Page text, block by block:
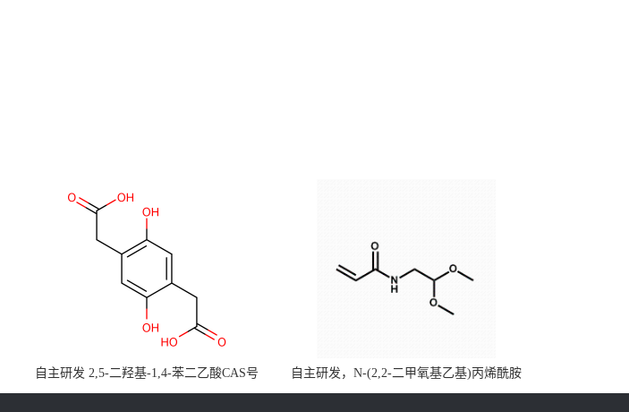
自主研发 2,5-二羟基-1,4-苯二乙酸CAS号
5488-16-4；公斤级现货优势供应，质量保
自主研发，N-(2,2-二甲氧基乙基)丙烯酰胺
CAS号49707-23-5；丙烯酰胺类单体优势供